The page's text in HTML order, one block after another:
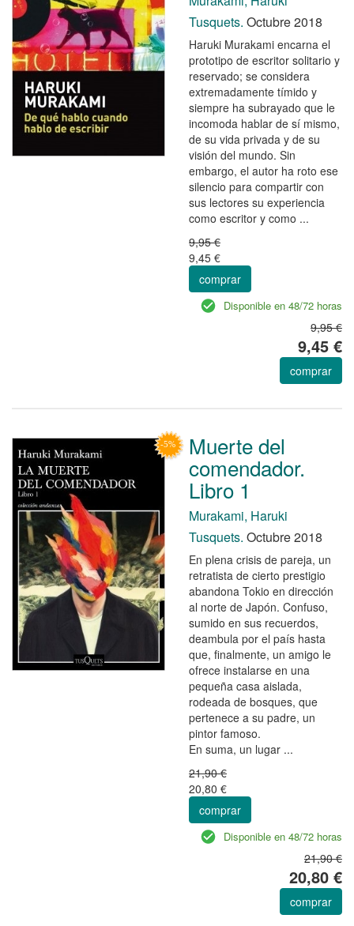
Tusquets. Octubre 2018
Haruki Murakami encarna el
prototipo de escritor solitario y
reservado; se considera
extremadamente tímido y
siempre ha subrayado que le
incomoda hablar de sí mismo,
de su vida privada y de su
visión del mundo. Sin
embargo, el autor ha roto ese
silencio para compartir con
sus lectores su experiencia
como escritor y como ...
9,95 €
9,45 €
comprar
Disponible en 48/72 horas
9,95 €
9,45 €
comprar
Muerte del
comendador.
Libro 1
Murakami, Haruki
Tusquets. Octubre 2018
En plena crisis de pareja, un
retratista de cierto prestigio
abandona Tokio en dirección
al norte de Japón. Confuso,
sumido en sus recuerdos,
deambula por el país hasta
que, finalmente, un amigo le
ofrece instalarse en una
pequeña casa aislada,
rodeada de bosques, que
pertenece a su padre, un
pintor famoso.
En suma, un lugar ...
21,90 €
20,80 €
comprar
Disponible en 48/72 horas
21,90 €
20,80 €
comprar